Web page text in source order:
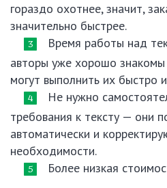
гораздо охотнее, значит,
значительно быстрее.
Время работы над
авторы уже хорошо знакомы
могут выполнить их быстро
Не нужно
требования к тексту — они
автоматически и
необходимости.
Более низкая